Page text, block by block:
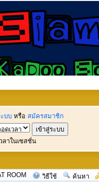
ะบบ หรือ สมัครสมาชิก
ลาในเซสชั่น
ROOM วิธีใช้ ค้นหา